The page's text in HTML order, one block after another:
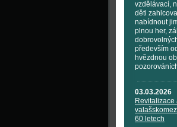
vzdělávací,
děti
nabídnout
plnou her,
především
hvězdnou
03.03.2026
Revitalizace
60 letech